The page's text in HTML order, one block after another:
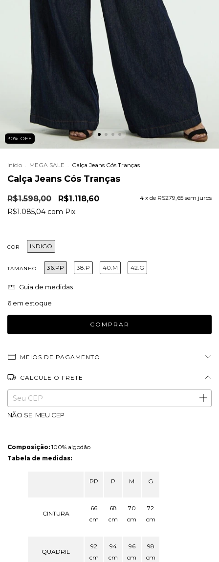
30% OFF
Início . MEGA SALE . Calça Jeans Cós Tranças
Calça Jeans Cós Tranças
R$1.598,00 R$1.118,60 4 x de R$279,65 sem juros
R$1.085,04 com Pix
COR INDIGO
TAMANHO 36.PP 38.P 40.M 42.G
Guia de medidas
6 em estoque
MEIOS DE PAGAMENTO
CALCULE O FRETE
Entregas para o CEP: ALTERAR CEP
NÃO SEI MEU CEP
Composição: 100% algodão
Tabela de medidas:
PP P M G
CINTURA
66
cm
68
cm
70
cm
72
cm
QUADRIL
92
cm
94
cm
96
cm
98
cm